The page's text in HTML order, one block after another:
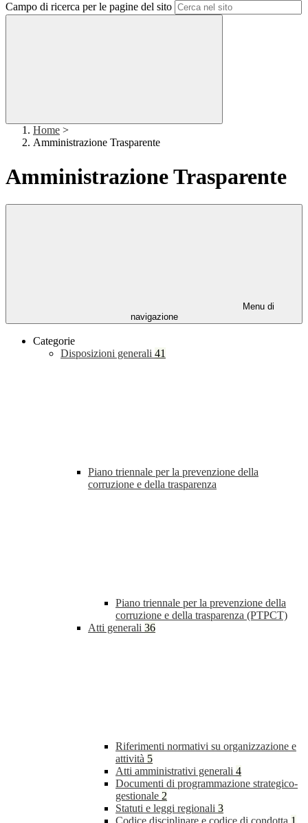
Campo di ricerca per le pagine del sito
Home >
Amministrazione Trasparente
Amministrazione Trasparente
Menu di
navigazione
Categorie
Disposizioni generali 41
Piano triennale per la prevenzione della
corruzione e della trasparenza
Piano triennale per la prevenzione della
corruzione e della trasparenza (PTPCT)
Atti generali 36
Riferimenti normativi su organizzazione e
attività 5
Atti amministrativi generali 4
Documenti di programmazione strategico-
gestionale 2
Statuti e leggi regionali 3